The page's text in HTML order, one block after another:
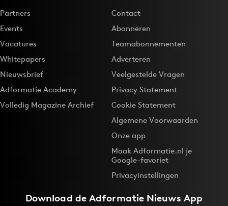
Partners
Events
Vacatures
Whitepapers
Nieuwsbrief
Adformatie Academy
Volledig Magazine Archief
Contact
Abonneren
Teamabonnementen
Adverteren
Veelgestelde Vragen
Privacy Statement
Cookie Statement
Algemene Voorwaarden
Onze app
Maak Adformatie.nl je
Google-favoriet
Privacyinstellingen
Download deAdformatie Nieuws App